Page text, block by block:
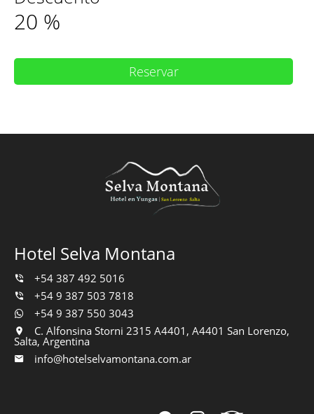
20 %
Reservar
Hotel Selva Montana
+54 387 492 5016
+54 9 387 503 7818
+54 9 387 550 3043
C. Alfonsina Storni 2315 A4401, A4401 San Lorenzo,
Salta, Argentina
info@hotelselvamontana.com.ar